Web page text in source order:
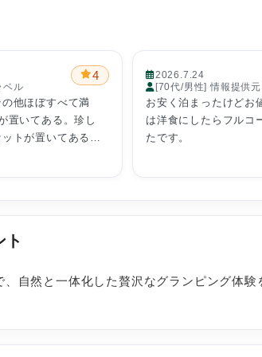
4
ベル
他ほぼすべて満
置いてある。珍し
トが置いてある。
ン類が充実してい
山小屋風で、これ
いのがあって、そ
、秋口にまた訪れ
2026.7.24
[70代/男性] 情報提供
お安く泊まったけどお
は洋食にしたらフルコ
たです。
ト
自然と一体化した贅沢なグランピング体験